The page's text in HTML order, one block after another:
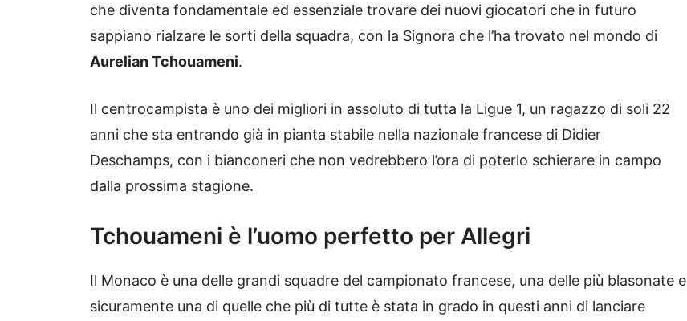
che diventa fondamentale ed essenziale trovare dei nuovi giocatori che in futuro
sappiano rialzare le sorti della squadra, con la Signora che l’ha trovato nel mondo di
Aurelian Tchouameni.
Il centrocampista è uno dei migliori in assoluto di tutta la Ligue 1, un ragazzo di soli 22
anni che sta entrando già in pianta stabile nella nazionale francese di Didier
Deschamps, con i bianconeri che non vedrebbero l’ora di poterlo schierare in campo
dalla prossima stagione.
Tchouameni è l’uomo perfetto per Allegri
Il Monaco è una delle grandi squadre del campionato francese, una delle più blasonate e
sicuramente una di quelle che più di tutte è stata in grado in questi anni di lanciare